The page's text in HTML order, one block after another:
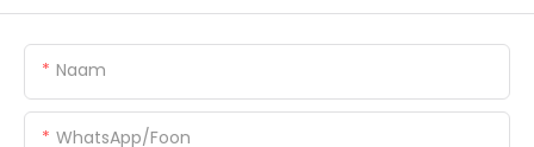
Naam
WhatsApp/foon